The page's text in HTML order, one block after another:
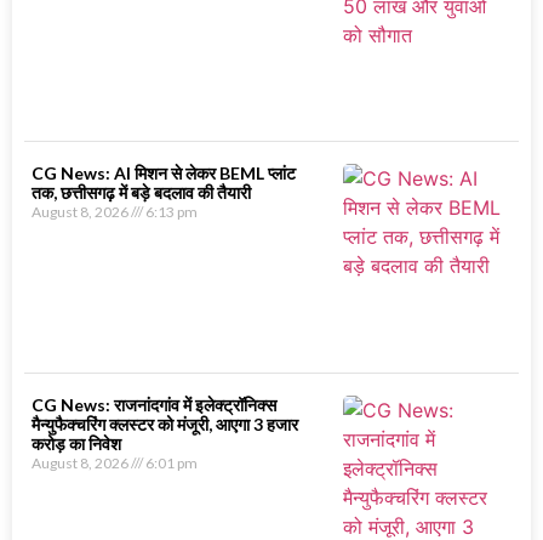
CG News: AI मिशन से लेकर BEML प्लांट
तक, छत्तीसगढ़ में बड़े बदलाव की तैयारी
August 8, 2026 6:13 pm
CG News: राजनांदगांव में इलेक्ट्रॉनिक्स
मैन्युफैक्चरिंग क्लस्टर को मंजूरी, आएगा 3 हजार
करोड़ का निवेश
August 8, 2026 6:01 pm